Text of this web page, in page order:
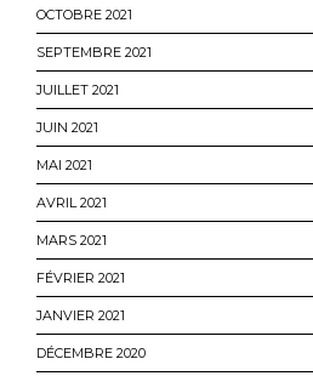
OCTOBRE 2021
SEPTEMBRE 2021
JUILLET 2021
JUIN 2021
MAI 2021
AVRIL 2021
MARS 2021
FÉVRIER 2021
JANVIER 2021
DÉCEMBRE 2020